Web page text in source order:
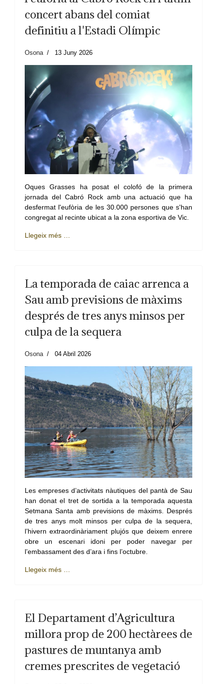
concert abans del comiat
definitiu a l'Estadi Olímpic
Osona 13 Juny 2026
Oques Grasses ha posat el colofó de la primera
jornada del Cabró Rock amb una actuació que ha
desfermat l'eufòria de les 30.000 persones que s'han
congregat al recinte ubicat a la zona esportiva de Vic.
Llegeix més …
La temporada de caiac arrenca a
Sau amb previsions de màxims
després de tres anys minsos per
culpa de la sequera
Osona 04 Abril 2026
Les empreses d’activitats nàutiques del pantà de Sau
han donat el tret de sortida a la temporada aquesta
Setmana Santa amb previsions de màxims. Després
de tres anys molt minsos per culpa de la sequera,
l’hivern extraordinàriament plujós que deixem enrere
obre un escenari idoni per poder navegar per
l’embassament des d’ara i fins l’octubre.
Llegeix més …
El Departament d’Agricultura
millora prop de 200 hectàrees de
pastures de muntanya amb
cremes prescrites de vegetació